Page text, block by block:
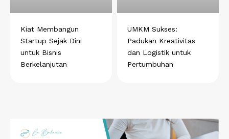
Kiat Membangun
Startup Sejak Dini
untuk Bisnis
Berkelanjutan
UMKM Sukses:
Padukan Kreativitas
dan Logistik untuk
Pertumbuhan